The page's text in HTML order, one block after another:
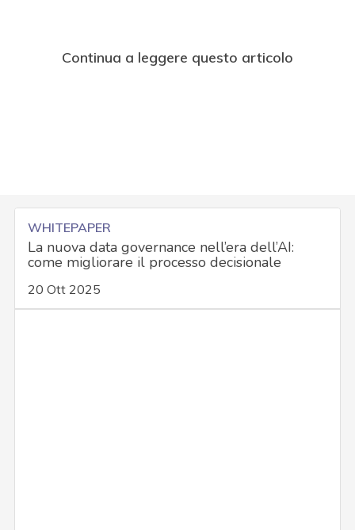
Continua a leggere questo articolo
WHITEPAPER
La nuova data governance nell’era dell’AI:
come migliorare il processo decisionale
20 Ott 2025